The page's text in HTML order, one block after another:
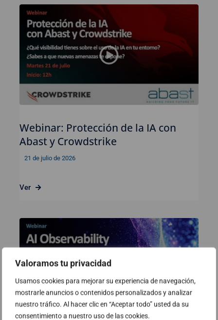
Valoramos tu privacidad
Usamos cookies para mejorar su experiencia de navegación,
mostrarle anuncios o contenidos personalizados y analizar
nuestro tráfico. Al hacer clic en “Aceptar todo” usted da su
consentimiento a nuestro uso de las cookies.
Webinar: Protección de la IA con
Abast y Crowdstrike
21 de julio de 2026
Ver